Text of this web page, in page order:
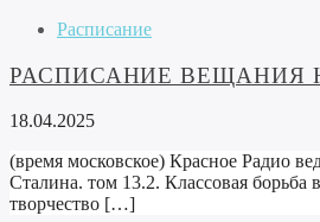
Расписание
РАСПИСАНИЕ ВЕЩАНИЯ
18.04.2025
(время московское) Красное Радио
Сталина. том 13.2. Классовая борьба
творчество […]